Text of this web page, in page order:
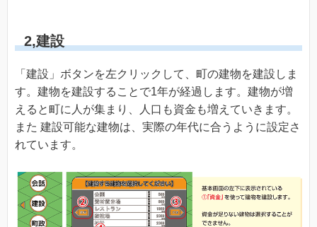
2,建設
「建設」ボタンを左クリックして、町の建物を建設しま
す。建物を建設することで1年が経過します。建物が増
えると町に人が集まり、人口も資金も増えていきます。
また 建設可能な建物は、実際の年代に合うように設定さ
れています。